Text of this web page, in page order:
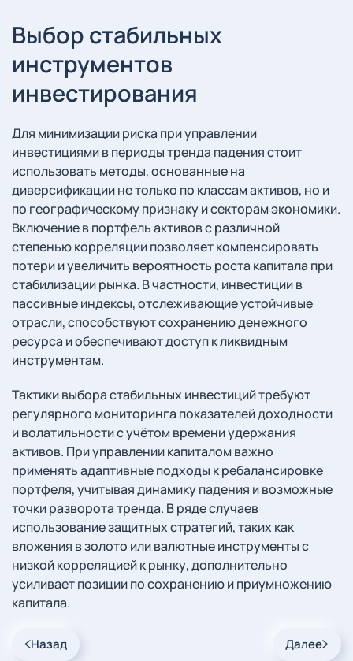
Выбор стабильных
инструментов
инвестирования
Для минимизации риска при управлении
инвестициями в периоды тренда падения стоит
использовать методы, основанные на
диверсификации не только по классам активов, но и
по географическому признаку и секторам экономики.
Включение в портфель активов с различной
степенью корреляции позволяет компенсировать
потери и увеличить вероятность роста капитала при
стабилизации рынка. В частности, инвестиции в
пассивные индексы, отслеживающие устойчивые
отрасли, способствуют сохранению денежного
ресурса и обеспечивают доступ к ликвидным
инструментам.
Тактики выбора стабильных инвестиций требуют
регулярного мониторинга показателей доходности
и волатильности с учётом времени удержания
активов. При управлении капиталом важно
применять адаптивные подходы к ребалансировке
портфеля, учитывая динамику падения и возможные
точки разворота тренда. В ряде случаев
использование защитных стратегий, таких как
вложения в золото или валютные инструменты с
низкой корреляцией к рынку, дополнительно
усиливает позиции по сохранению и приумножению
капитала.
Назад Далее